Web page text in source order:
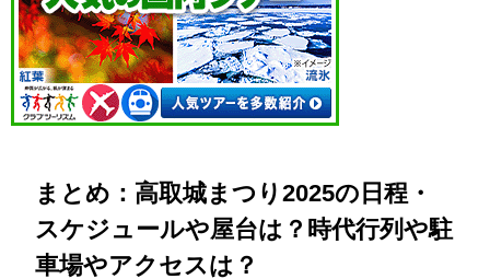
まとめ：高取城まつり2025の日程・
スケジュールや屋台は？時代行列や駐
車場やアクセスは？